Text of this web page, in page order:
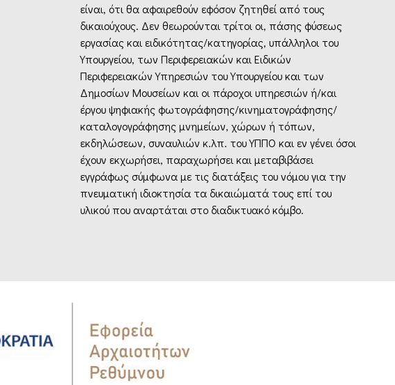
είναι, ότι θα αφαιρεθούν εφόσον ζητηθεί από τους
δικαιούχους. Δεν θεωρούνται τρίτοι οι, πάσης φύσεως
εργασίας και ειδικότητας/κατηγορίας, υπάλληλοι του
Υπουργείου, των Περιφερειακών και Ειδικών
Περιφερειακών Υπηρεσιών του Υπουργείου και των
Δημοσίων Μουσείων και οι πάροχοι υπηρεσιών ή/και
έργου ψηφιακής φωτογράφησης/κινηματογράφησης/
καταλογογράφησης μνημείων, χώρων ή τόπων,
εκδηλώσεων, συναυλιών κ.λπ. του ΥΠΠΟ και εν γένει όσοι
έχουν εκχωρήσει, παραχωρήσει και μεταβιβάσει
εγγράφως σύμφωνα με τις διατάξεις του νόμου για την
πνευματική ιδιοκτησία τα δικαιώματά τους επί του
υλικού που αναρτάται στο διαδικτυακό κόμβο.